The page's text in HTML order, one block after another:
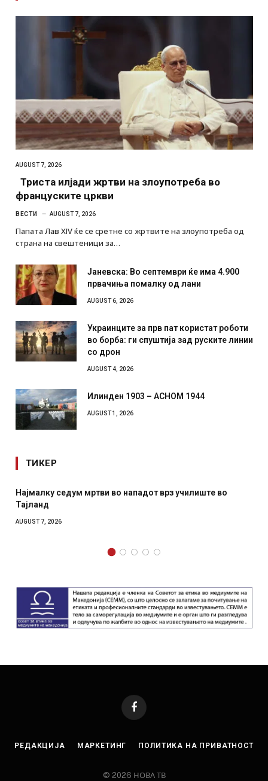
AUGUST 7, 2026
Триста илјади жртви на злоупотреба во
француските цркви
ВЕСТИ AUGUST 7, 2026
Папата Лав XIV ќе се сретне со жртвите на злоупотреба од
страна на свештеници за…
Јаневска: Во септември ќе има 4.900
првачиња помалку од лани
AUGUST 6, 2026
Украинците за прв пат користат роботи
во борба: ги спуштија зад руските линии
со дрон
AUGUST 4, 2026
Илинден 1903 – АСНОМ 1944
AUGUST 1, 2026
ТИКЕР
врз училиште во
СОЗИС: Украинците повеќе им
Facebook
РЕДАКЦИЈА МАРКЕТИНГ ПОЛИТИКА НА ПРИВАТНОСТ
© 2026 НОВА ТВ